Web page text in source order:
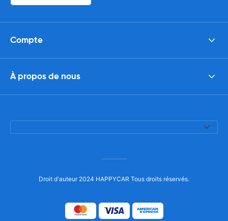
Compte
À propos de nous
Droit d'auteur 2024 HAPPYCAR Tous droits réservés.